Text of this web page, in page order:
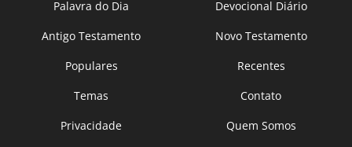
Palavra do Dia
Devocional Diário
Antigo Testamento
Novo Testamento
Populares
Recentes
Temas
Contato
Privacidade
Quem Somos